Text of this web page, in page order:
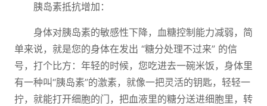
胰岛素抵抗增加：
身体对胰岛素的敏感性下降，血糖控制能力减弱，简
单来说，就是您的身体在发出 “糖分处理不过来” 的信
号，打个比方：年轻的时候，您吃进去一碗米饭，身体里
有一种叫“胰岛素”的激素，就像一把灵活的钥匙，轻轻一
拧，就能打开细胞的门，把血液里的糖分送进细胞里，转